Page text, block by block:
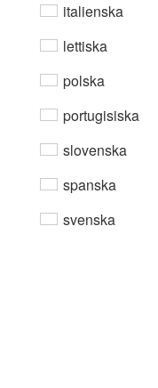
italienska
lettiska
polska
portugisiska
slovenska
spanska
svenska